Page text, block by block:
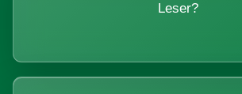
Leser?